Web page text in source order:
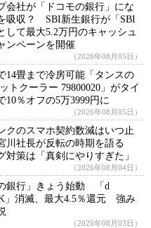
会社が「ドコモの銀行」にな
吸収？ SBI新生銀行が「SBI
して最大5.2万円のキャッシュ
ンペーンを開催
（2026年08月05日）
14畳まで冷房可能「タンスの
トクーラー 79800020」がタイ
10％オフの5万3999円に
（2026年08月05日）
クのスマホ契約数減はいつ止
川社長が反転の時期を語る
対策は「真剣にやりすぎた」
（2026年08月04日）
銀行」きょう始動 「d
」消滅、最大4.5％還元 強み
（2026年08月03日）